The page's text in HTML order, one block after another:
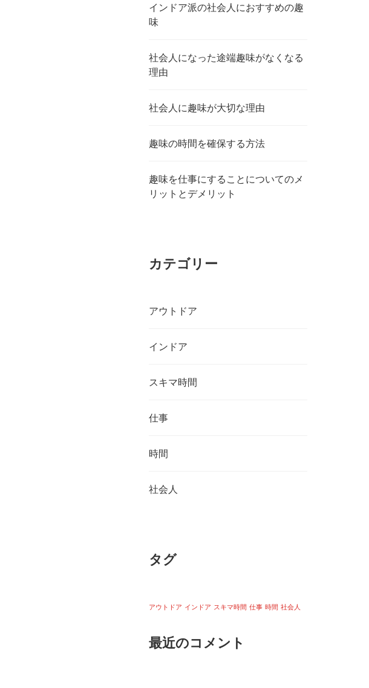
インドア派の社会人におすすめの趣
味
社会人になった途端趣味がなくなる
理由
社会人に趣味が大切な理由
趣味の時間を確保する方法
趣味を仕事にすることについてのメ
リットとデメリット
カテゴリー
アウトドア
インドア
スキマ時間
仕事
時間
社会人
タグ
アウトドア インドア スキマ時間 仕事 時間 社会人
最近のコメント